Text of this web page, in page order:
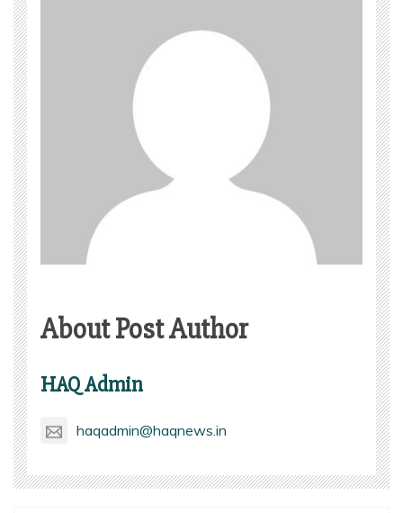
About Post Author
HAQ Admin
haqadmin@haqnews.in